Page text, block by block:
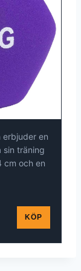
erbjuder en
sin träning
cm och en
KÖP